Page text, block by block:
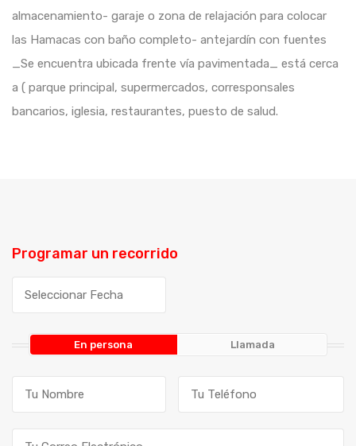
almacenamiento- garaje o zona de relajación para colocar
las Hamacas con baño completo- antejardín con fuentes
_Se encuentra ubicada frente vía pavimentada_ está cerca
a ( parque principal, supermercados, corresponsales
bancarios, iglesia, restaurantes, puesto de salud.
Programar un recorrido
En persona Llamada